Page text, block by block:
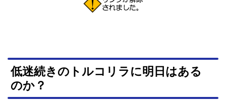
低迷続きのトルコリラに明日はある
のか？